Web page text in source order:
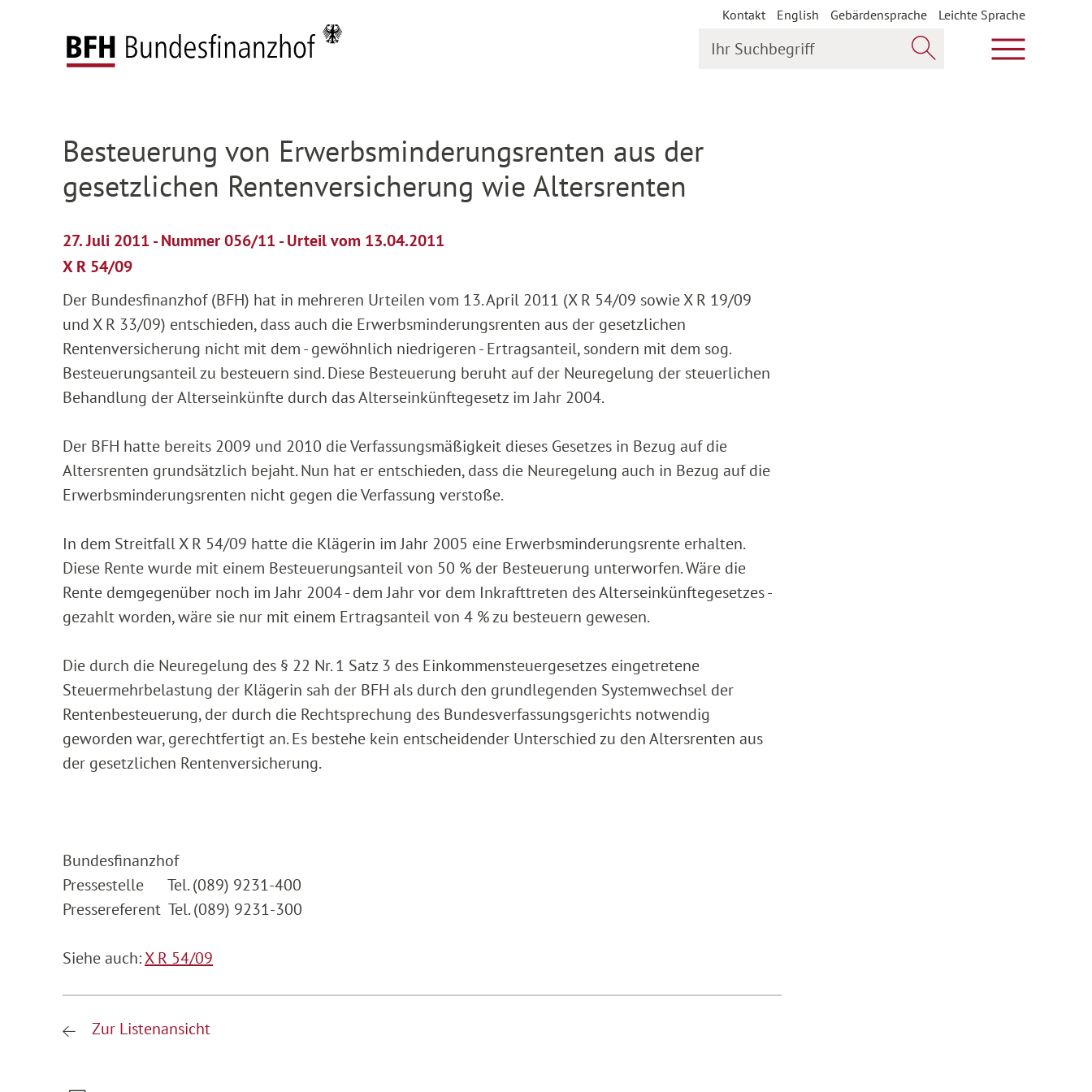
Kontakt English Gebärdensprache
Leichte Sprache
Hauptmenü
Startseite
Besteuerung von Erwerbsminderungsrenten aus der
gesetzlichen Rentenversicherung wie Altersrenten
27. Juli 2011 - Nummer 056/11 - Urteil vom 13.04.2011
X R 54/09
Der Bundesfinanzhof (BFH) hat in mehreren Urteilen vom 13. April 2011 (X R 54/09 sowie X R 19/09
und X R 33/09) entschieden, dass auch die Erwerbsminderungsrenten aus der gesetzlichen
Rentenversicherung nicht mit dem - gewöhnlich niedrigeren - Ertragsanteil, sondern mit dem sog.
Besteuerungsanteil zu besteuern sind. Diese Besteuerung beruht auf der Neuregelung der steuerlichen
Behandlung der Alterseinkünfte durch das Alterseinkünftegesetz im Jahr 2004.
Der BFH hatte bereits 2009 und 2010 die Verfassungsmäßigkeit dieses Gesetzes in Bezug auf die
Altersrenten grundsätzlich bejaht. Nun hat er entschieden, dass die Neuregelung auch in Bezug auf die
Erwerbsminderungsrenten nicht gegen die Verfassung verstoße.
In dem Streitfall X R 54/09 hatte die Klägerin im Jahr 2005 eine Erwerbsminderungsrente erhalten.
Diese Rente wurde mit einem Besteuerungsanteil von 50 % der Besteuerung unterworfen. Wäre die
Rente demgegenüber noch im Jahr 2004 - dem Jahr vor dem Inkrafttreten des Alterseinkünftegesetzes -
gezahlt worden, wäre sie nur mit einem Ertragsanteil von 4 % zu besteuern gewesen.
Die durch die Neuregelung des § 22 Nr. 1 Satz 3 des Einkommensteuergesetzes eingetretene
Steuermehrbelastung der Klägerin sah der BFH als durch den grundlegenden Systemwechsel der
Rentenbesteuerung, der durch die Rechtsprechung des Bundesverfassungsgerichts notwendig
geworden war, gerechtfertigt an. Es bestehe kein entscheidender Unterschied zu den Altersrenten aus
der gesetzlichen Rentenversicherung.
Bundesfinanzhof
Pressestelle Tel. (089) 9231-400
Pressereferent Tel. (089) 9231-300
Siehe auch:X R 54/09
Zur Listenansicht